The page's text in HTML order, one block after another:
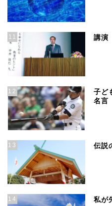
11 講演
12
子ど
名言
13 伝説
14 私が